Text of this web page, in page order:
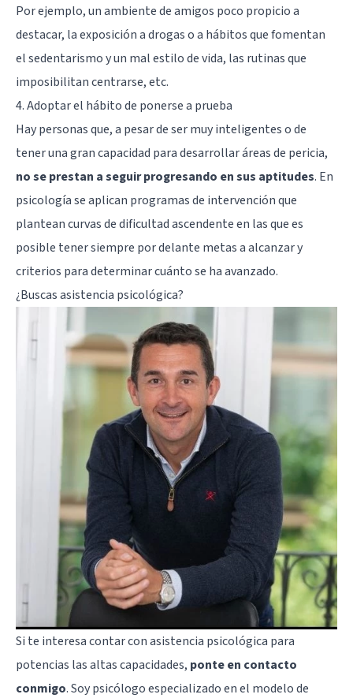
Por ejemplo, un ambiente de amigos poco propicio a
destacar, la exposición a drogas o a hábitos que fomentan
el sedentarismo y un mal estilo de vida, las rutinas que
imposibilitan centrarse, etc.
4. Adoptar el hábito de ponerse a prueba
Hay personas que, a pesar de ser muy inteligentes o de
tener una gran capacidad para desarrollar áreas de pericia,
no se prestan a seguir progresando en sus aptitudes. En
psicología se aplican programas de intervención que
plantean curvas de dificultad ascendente en las que es
posible tener siempre por delante metas a alcanzar y
criterios para determinar cuánto se ha avanzado.
¿Buscas asistencia psicológica?
Si te interesa contar con asistencia psicológica para
potencias las altas capacidades, ponte en contacto
conmigo. Soy psicólogo especializado en el modelo de